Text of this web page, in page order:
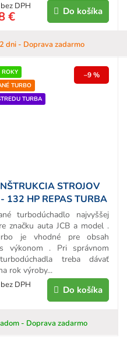
dni - Doprava zadarmo
DPH
€ Do košíka
TURBO
TURBA
–9 %
STROJOV
132 HP REPAS TURBA
- Doprava zadarmo
DPH Do košíka
turbodúchadlo najvyššej
značku auta JCB a model .
je vhodné pre obsah
výkonom . Pri správnom
treba dávať
rok výroby...